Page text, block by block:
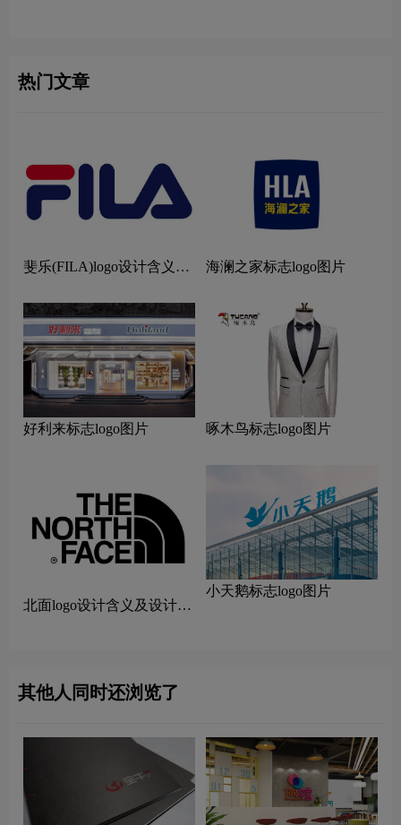
热门文章
斐乐(FILA)logo设计含义及
海澜之家标志logo图片
好利来标志logo图片 啄木鸟标志logo图片
北面logo设计含义及设计理
小天鹅标志logo图片
其他人同时还浏览了